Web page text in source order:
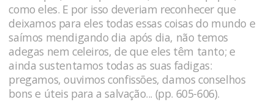
como eles. E por isso deveriam reconhecer que
deixamos para eles todas essas coisas do mundo e
saímos mendigando dia após dia, não temos
adegas nem celeiros, de que eles têm tanto; e
ainda sustentamos todas as suas fadigas:
pregamos, ouvimos confissões, damos conselhos
bons e úteis para a salvação... (pp. 605-606).